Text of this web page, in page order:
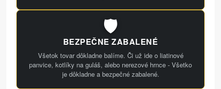
🛡️
BEZPEČNE ZABALENÉ
Všetok tovar dôkladne balíme. Či už ide o liatinové
panvice, kotlíky na guláš, alebo nerezové hrnce - Všetko
je dôkladne a bezpečné zabalené.